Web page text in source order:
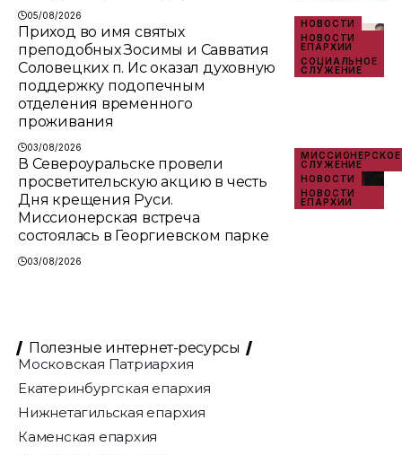
05/08/2026
НОВОСТИ
НОВОСТИ
ЕПАРХИИ
СОЦИАЛЬНОЕ
СЛУЖЕНИЕ
Приход во имя святых
преподобных Зосимы и Савватия
Соловецких п. Ис оказал духовную
поддержку подопечным
отделения временного
проживания
03/08/2026
МИССИОНЕРСКОЕ
СЛУЖЕНИЕ
НОВОСТИ
НОВОСТИ
ЕПАРХИИ
В Североуральске провели
просветительскую акцию в честь
Дня крещения Руси.
Миссионерская встреча
состоялась в Георгиевском парке
03/08/2026
Полезные интернет-ресурсы
Московская Патриархия
Екатеринбургская епархия
Нижнетагильская епархия
Каменская епархия